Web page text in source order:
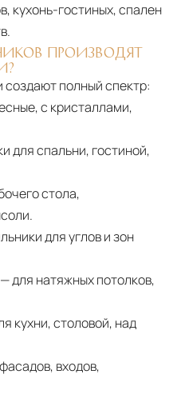
кухонь-гостиных, спален
ПРОИЗВОДЯТ
создают полный спектр:
с кристаллами,
для спальни, гостиной,
стола,
для углов и зон
— для натяжных потолков,
кухни, столовой, над
входов,